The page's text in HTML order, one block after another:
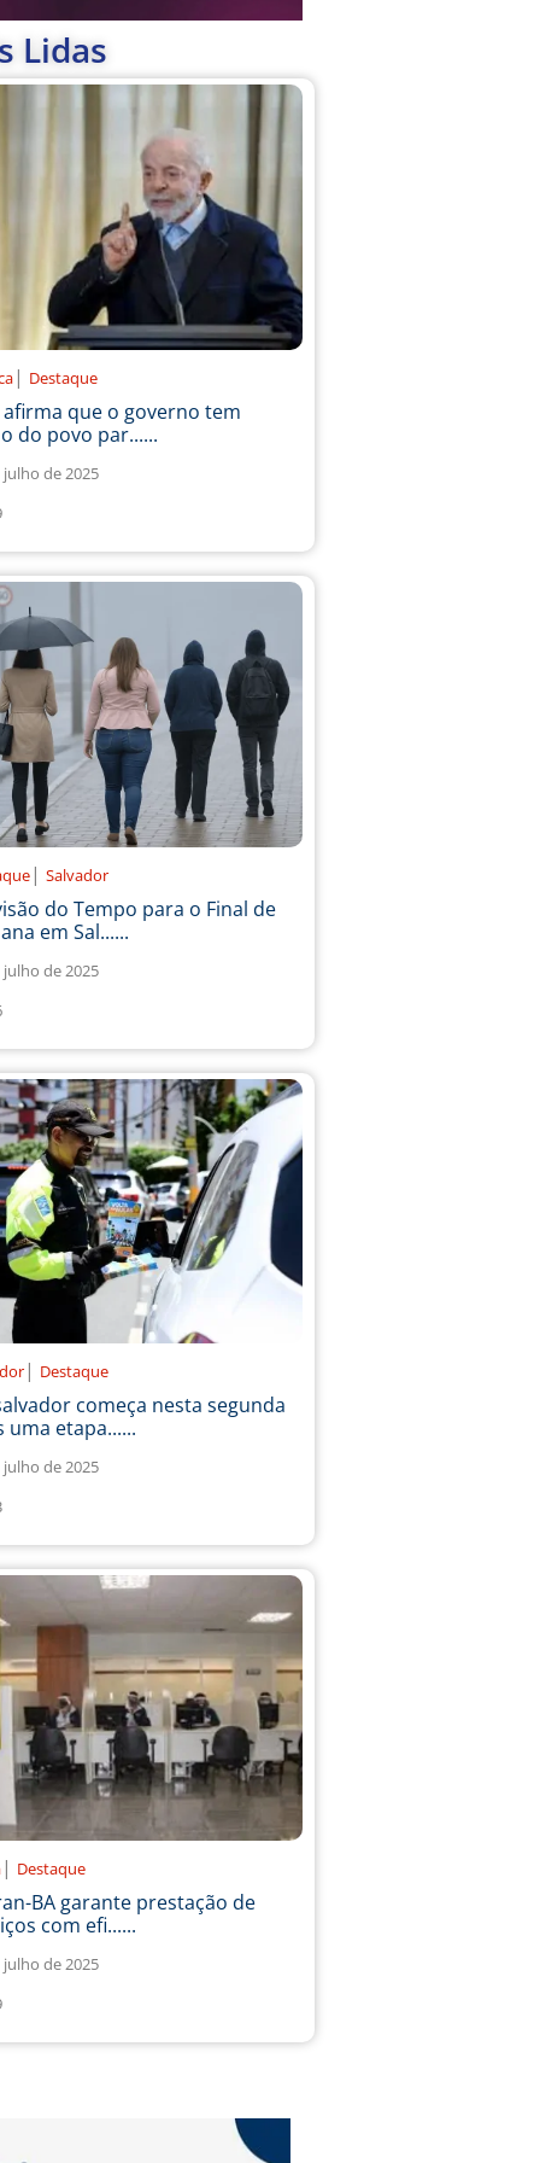
Lidas
| Destaque
afirma que o governo tem
do povo par......
julho de 2025
| Salvador
do Tempo para o Final de
em Sal......
julho de 2025
| Destaque
começa nesta segunda
uma etapa......
julho de 2025
| Destaque
BA garante prestação de
com efi......
julho de 2025